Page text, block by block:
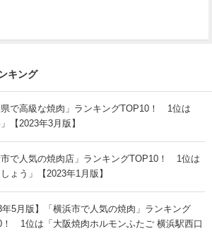
キング
県で高級な焼肉」ランキングTOP10！ 1位は
」【2023年3月版】
市で人気の焼肉店」ランキングTOP10！ 1位は
しょう」【2023年1月版】
年5月版】「横浜市で人気の焼肉」ランキング
！ 1位は「大阪焼肉ホルモンふたご 横浜駅西口